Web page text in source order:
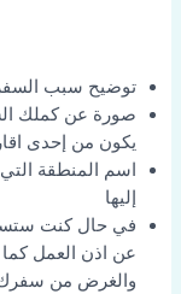
توضيح سبب
صورة عن كملك
يكون من إحدى
اسم المنطقة
إليها
في حال كنت
عن اذن العمل
والغرض من سفرك